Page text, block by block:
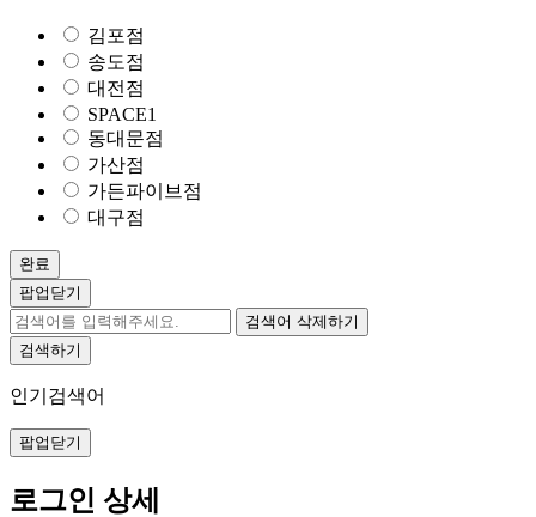
김포점
송도점
대전점
SPACE1
동대문점
가산점
가든파이브점
대구점
완료
팝업닫기
검색어 삭제하기
검색하기
인기검색어
팝업닫기
로그인 상세